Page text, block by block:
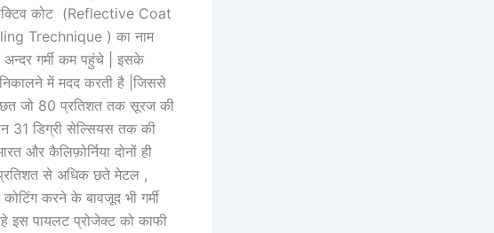
कोट (Reflective Coat
Trechnique ) का नाम
गर्मी कम पहुंचे | इसके
में मदद करती है |जिससे
छत जो 80 प्रतिशत तक सूरज की
31 डिग्री सेल्सियस तक की
और कैलिफ़ोर्निया दोनों ही
से अधिक छते मेटल ,
करने के बावजूद भी गर्मी
इस पायलट प्रोजेक्ट को काफी